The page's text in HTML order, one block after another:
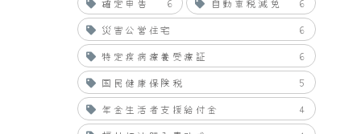
災害公営住宅
6
特定疾病療養受療証
6
国民健康保険税
5
年金生活者支援給付金
4